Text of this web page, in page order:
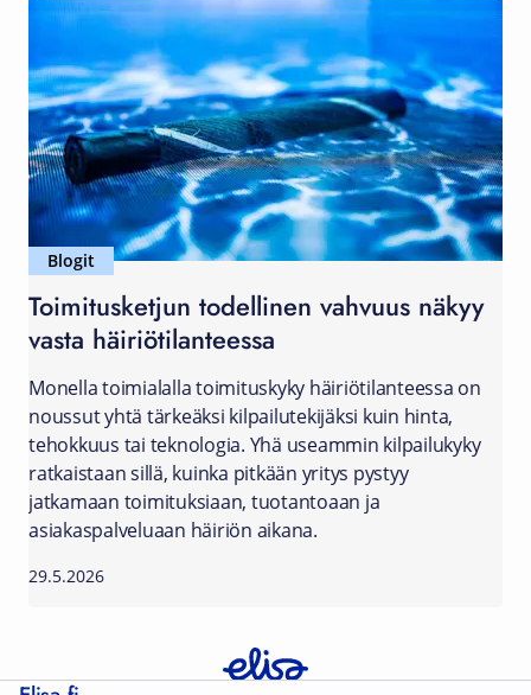
Blogit
Toimitusketjun todellinen vahvuus näkyy
vasta häiriötilanteessa
Monella toimialalla toimituskyky häiriötilanteessa on
noussut yhtä tärkeäksi kilpailutekijäksi kuin hinta,
tehokkuus tai teknologia. Yhä useammin kilpailukyky
ratkaistaan sillä, kuinka pitkään yritys pystyy
jatkamaan toimituksiaan, tuotantoaan ja
asiakaspalveluaan häiriön aikana.
29.5.2026